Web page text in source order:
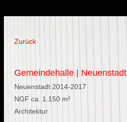
Zurück
Gemeindehalle | Neuenstadt
Neuenstadt 2014-2017
NGF ca. 1.150 m²
Architektur